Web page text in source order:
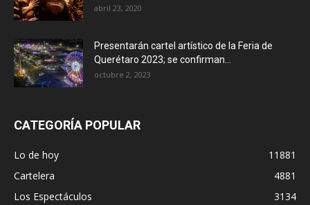
abril 23, 2020
Presentarán cartel artístico de la Feria de
Querétaro 2023; se confirman...
octubre 2, 2023
CATEGORÍA POPULAR
Lo de hoy
11881
Cartelera
4881
Los Espectáculos
3134